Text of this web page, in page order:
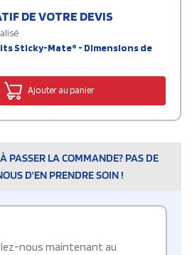
DE VOTRE DEVIS
Sticky-Mate® - Dimensions de
Ajouter au panier
PASSER LA COMMANDE? PAS DE
D'EN PRENDRE SOIN !
nous maintenant au